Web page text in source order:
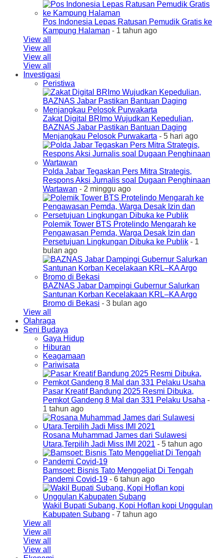
Pos Indonesia Lepas Ratusan Pemudik Gratis ke
Kampung Halaman - 1 tahun ago
View all
View all
View all
View all
Investigasi
Peristiwa
Zakat Digital BRImo Wujudkan Kepedulian,
BAZNAS Jabar Pastikan Bantuan Daging
Menjangkau Pelosok Purwakarta - 5 hari ago
Polda Jabar Tegaskan Pers Mitra Strategis,
Respons Aksi Jurnalis soal Dugaan Penghinaan
Wartawan - 2 minggu ago
Polemik Tower BTS Protelindo Mengarah ke
Pengawasan Pemda, Warga Desak Izin dan
Persetujuan Lingkungan Dibuka ke Publik - 1
bulan ago
BAZNAS Jabar Dampingi Gubernur Salurkan
Santunan Korban Kecelakaan KRL–KA Argo
Bromo di Bekasi - 3 bulan ago
View all
Olahraga
Seni Budaya
Gaya Hidup
Hiburan
Keagamaan
Pariwisata
Pasar Kreatif Bandung 2025 Resmi Dibuka,
Pemkot Gandeng 8 Mal dan 331 Pelaku Usaha -
1 tahun ago
Rosana Muhammad James dari Sulawesi
Utara,Terpilih Jadi Miss IMI 2021 - 5 tahun ago
Bamsoet: Bisnis Tato Menggeliat Di Tengah
Pandemi Covid-19 - 6 tahun ago
Wakil Bupati Subang, Kopi Hoflan kopi Unggulan
Kabupaten Subang - 7 tahun ago
View all
View all
View all
View all